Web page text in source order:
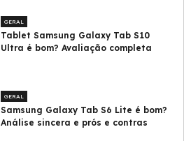
GERAL
Tablet Samsung Galaxy Tab S10
Ultra é bom? Avaliação completa
GERAL
Samsung Galaxy Tab S6 Lite é bom?
Análise sincera e prós e contras